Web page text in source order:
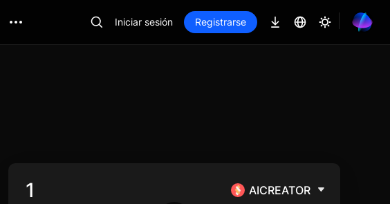
Iniciar sesión Registrarse
AICREATOR